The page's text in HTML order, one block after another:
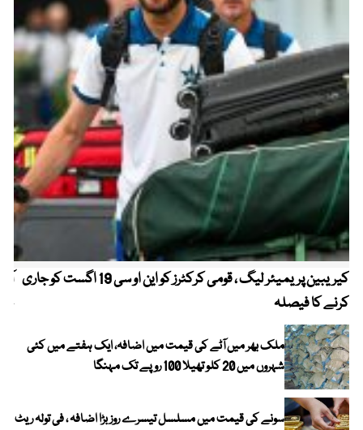
کیریبین پریمیئر لیگ ، قومی کرکٹرز کو این او سی 19 اگست کو جاری
کرنے کا فیصلہ
ملک بھر میں آٹے کی قیمت میں اضافہ، ایک ہفتے میں کئی
شہروں میں 20 کلو تھیلا 100 روپے تک مہنگا
سونے کی قیمت میں مسلسل تیسرے روز بڑا اضافہ ، فی تولہ ریٹ